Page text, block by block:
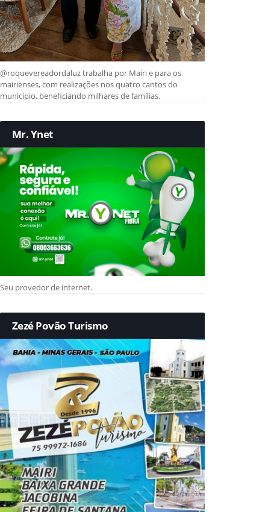
@roquevereadordaluz trabalha por Mairi e para os
mairienses, com realizações nos quatro cantos do
município, beneficiando milhares de famílias.
Mr. Ynet
Seu provedor de internet.
Zezé Povão Turismo